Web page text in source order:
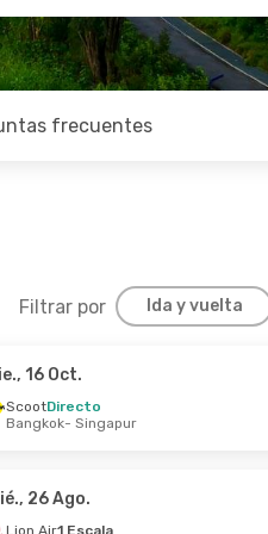
frecuentes
Filtrar por Ida y vuelta
16 Oct.
ScootDirecto
Bangkok- Singapur
26 Ago.
Lion Air1 Escala